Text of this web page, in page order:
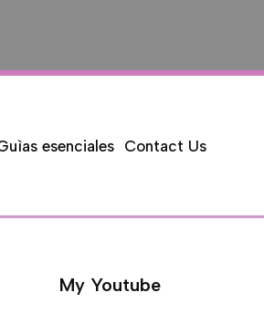
esenciales Contact Us
My Youtube